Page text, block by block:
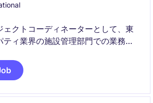
ェクトコーディネーターとして、東
ィ業界の施設管理部門での業務を
るための調整業務をお任せします。